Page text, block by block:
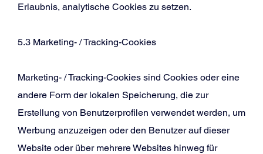
Erlaubnis, analytische Cookies zu setzen.
5.3 Marketing- / Tracking-Cookies
Marketing- / Tracking-Cookies sind Cookies oder eine
andere Form der lokalen Speicherung, die zur
Erstellung von Benutzerprofilen verwendet werden, um
Werbung anzuzeigen oder den Benutzer auf dieser
Website oder über mehrere Websites hinweg für